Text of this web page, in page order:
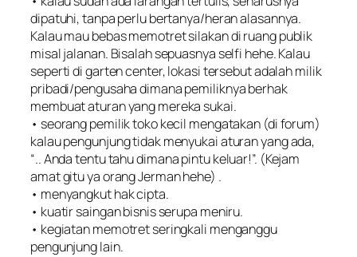
dipatuhi, tanpa perlu bertanya/heran alasannya.
Kalau mau bebas memotret silakan di ruang publik
misal jalanan. Bisalah sepuasnya selfi hehe. Kalau
seperti di garten center, lokasi tersebut adalah milik
pribadi/pengusaha dimana pemiliknya berhak
membuat aturan yang mereka sukai.
• seorang pemilik toko kecil mengatakan (di forum)
kalau pengunjung tidak menyukai aturan yang ada,
“..Anda tentu tahu dimana pintu keluar!”. (Kejam
amat gitu ya orang Jerman hehe) .
• menyangkut hak cipta.
• kuatir saingan bisnis serupa meniru.
• kegiatan memotret seringkali menganggu
pengunjung lain.